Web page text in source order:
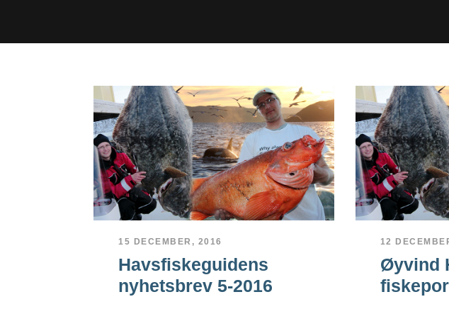
15 DECEMBER, 2016
Havsfiskeguidens
nyhetsbrev 5-2016
12
Øyvind